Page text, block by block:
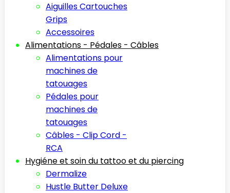
Aiguilles Cartouches
Grips
Accessoires
Alimentations - Pédales - Câbles
Alimentations pour
machines de
tatouages
Pédales pour
machines de
tatouages
Câbles - Clip Cord -
RCA
Hygiéne et soin du tattoo et du piercing
Dermalize
Hustle Butter Deluxe